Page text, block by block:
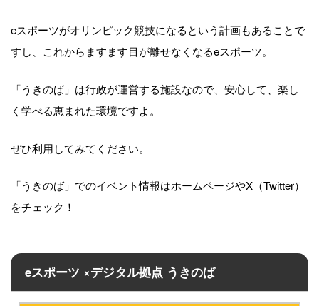
eスポーツがオリンピック競技になるという計画もあることで
すし、これからますます目が離せなくなるeスポーツ。
「うきのば」は行政が運営する施設なので、安心して、楽し
く学べる恵まれた環境ですよ。
ぜひ利用してみてください。
「うきのば」でのイベント情報はホームページやX（Twitter）
をチェック！
eスポーツ ×デジタル拠点 うきのば